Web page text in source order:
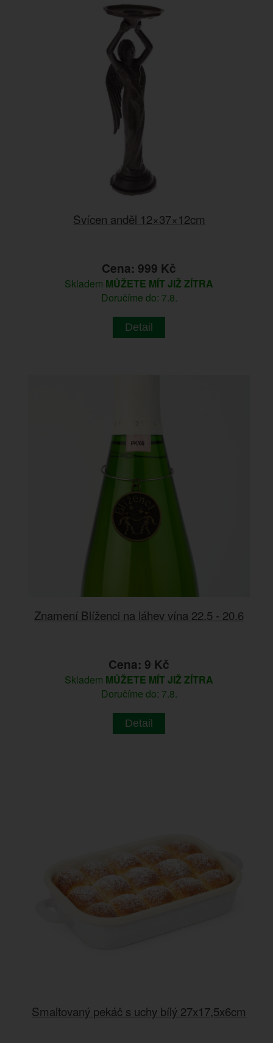
Svícen anděl 12×37×12cm
Cena: 999 Kč
Skladem MŮŽETE MÍT JIŽ ZÍTRA
Doručíme do: 7.8.
Detail
Znamení Blíženci na láhev vína 22.5 - 20.6
Cena: 9 Kč
Skladem MŮŽETE MÍT JIŽ ZÍTRA
Doručíme do: 7.8.
Detail
Smaltovaný pekáč s uchy bílý 27x17,5x6cm